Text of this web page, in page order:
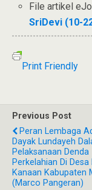
File artikel
SriDevi (10-
Print Friendly
Previous Post
Peran Lembaga
Dayak Lundayeh
Pelaksanaan Denda
Perkelahian Di Desa
Kanaan Kabupaten
(Marco Pangeran)